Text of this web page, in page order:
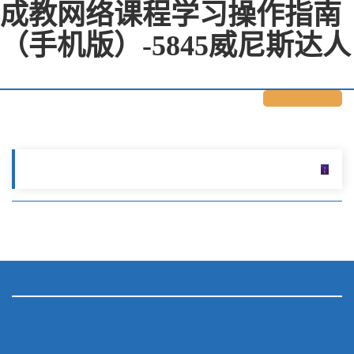
成教网络课程学习操作指南
（手机版）-5845威尼斯达人